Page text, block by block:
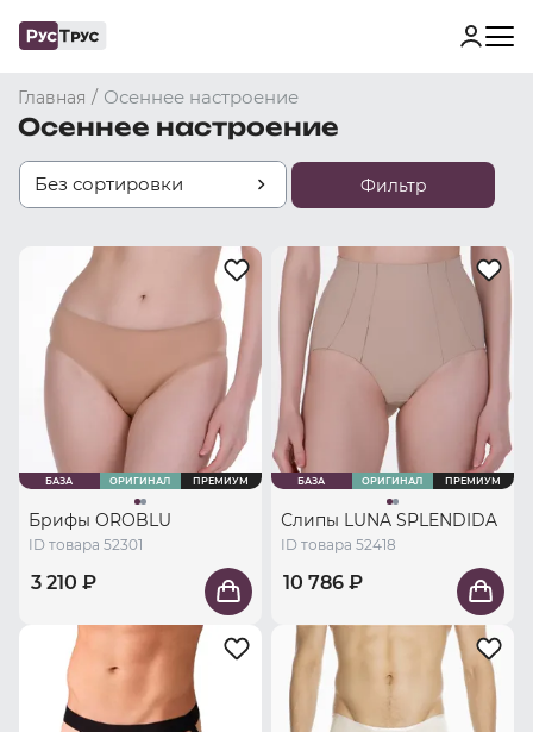
Главная / Осеннее настроение
Осеннее настроение
Без сортировки Фильтр
БАЗА ОРИГИНАЛ ПРЕМИУМ
Брифы OROBLU
ID товара 52301
3 210 ₽
БАЗА ОРИГИНАЛ ПРЕМИУМ
Слипы LUNA SPLENDIDA
ID товара 52418
10 786 ₽